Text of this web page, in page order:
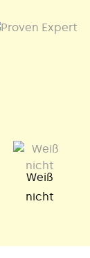
Weiß
nicht